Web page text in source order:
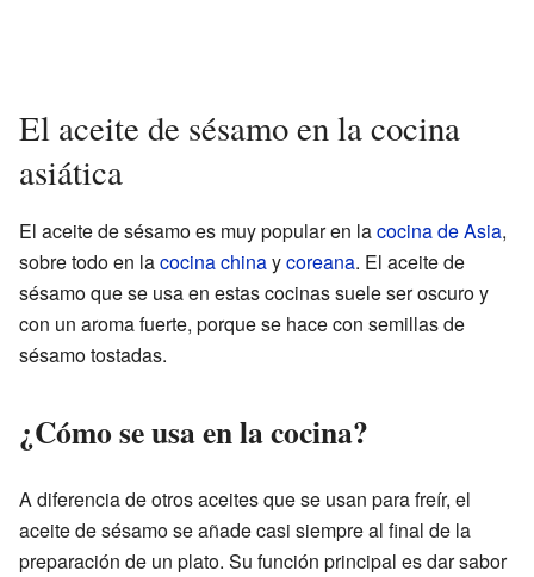
El aceite de sésamo en la cocina
asiática
El aceite de sésamo es muy popular en lacocina de Asia,
sobre todo en lacocina chinaycoreana. El aceite de
sésamo que se usa en estas cocinas suele ser oscuro y
con un aroma fuerte, porque se hace con semillas de
sésamo tostadas.
¿Cómo se usa en la cocina?
A diferencia de otros aceites que se usan para freír, el
aceite de sésamo se añade casi siempre al final de la
preparación de un plato. Su función principal es dar sabor